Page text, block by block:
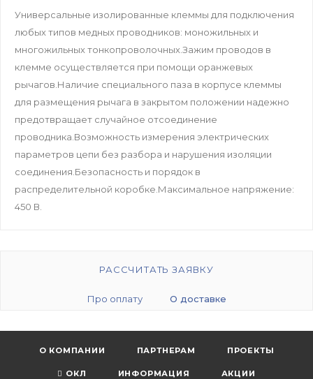
Универсальные изолированные клеммы для подключения
любых типов медных проводников: моножильных и
многожильных тонкопроволочных.Зажим проводов в
клемме осуществляется при помощи оранжевых
рычагов.Наличие специального паза в корпусе клеммы
для размещения рычага в закрытом положении надежно
предотвращает случайное отсоединение
проводника.Возможность измерения электрических
параметров цепи без разбора и нарушения изоляции
соединения.Безопасность и порядок в
распределительной коробке.Максимальное напряжение:
450 В.
РАССЧИТАТЬ ЗАЯВКУ
Про оплату О доставке
О КОМПАНИИ ПАРТНЕРАМ ПРОЕКТЫ
ОКЛ ИНФОРМАЦИЯ АКЦИИ